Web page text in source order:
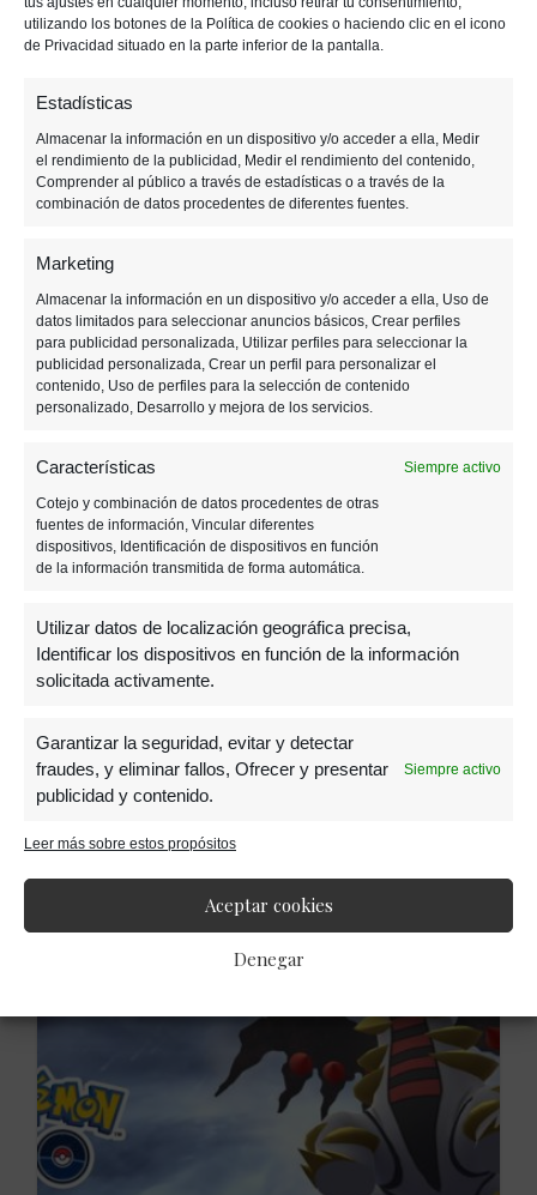
utilizando los botones de la Política de cookies o haciendo clic en el icono
de Privacidad situado en la parte inferior de la pantalla.
Estadísticas
Almacenar la información en un dispositivo y/o acceder a ella, Medir
el rendimiento de la publicidad, Medir el rendimiento del contenido,
Comprender al público a través de estadísticas o a través de la
combinación de datos procedentes de diferentes fuentes.
Marketing
Almacenar la información en un dispositivo y/o acceder a ella, Uso de
datos limitados para seleccionar anuncios básicos, Crear perfiles
para publicidad personalizada, Utilizar perfiles para seleccionar la
publicidad personalizada, Crear un perfil para personalizar el
contenido, Uso de perfiles para la selección de contenido
personalizado, Desarrollo y mejora de los servicios.
Características Siempre activo
Cotejo y combinación de datos procedentes de otras
fuentes de información, Vincular diferentes
dispositivos, Identificación de dispositivos en función
de la información transmitida de forma automática.
Utilizar datos de localización geográfica precisa,
Identificar los dispositivos en función de la información
solicitada activamente.
Garantizar la seguridad, evitar y detectar
fraudes, y eliminar fallos, Ofrecer y presentar
publicidad y contenido.
Siempre activo
Leer más sobre estos propósitos
Aceptar cookies
Denegar
Jirachi llega a «Pokémon
Bonus
Team Rocket y los Pokémon
Oscuros llegan a «Pokémon